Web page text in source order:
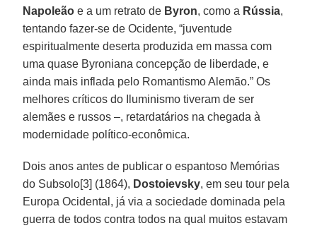
Napoleão e a um retrato de Byron, como a Rússia,
tentando fazer-se de Ocidente, “juventude
espiritualmente deserta produzida em massa com
uma quase Byroniana concepção de liberdade, e
ainda mais inflada pelo Romantismo Alemão.” Os
melhores críticos do Iluminismo tiveram de ser
alemães e russos –, retardatários na chegada à
modernidade político-econômica.
Dois anos antes de publicar o espantoso Memórias
do Subsolo[3] (1864), Dostoievsky, em seu tour pela
Europa Ocidental, já via a sociedade dominada pela
guerra de todos contra todos na qual muitos estavam